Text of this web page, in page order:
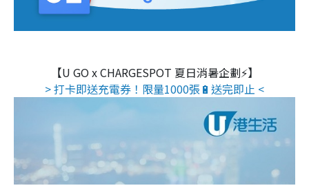
【U GO x CHARGESPOT 夏日消暑企劃⚡】
> 打卡即送充電券！限量1000張🔋送完即止 <